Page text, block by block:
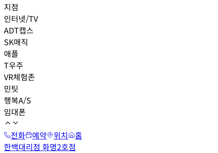
지점
인터넷/TV
ADT캡스
SK매직
애플
T우주
VR체험존
민팃
행복A/S
임대폰
전화
예약 위치
홈
한백대리점 화명2호점